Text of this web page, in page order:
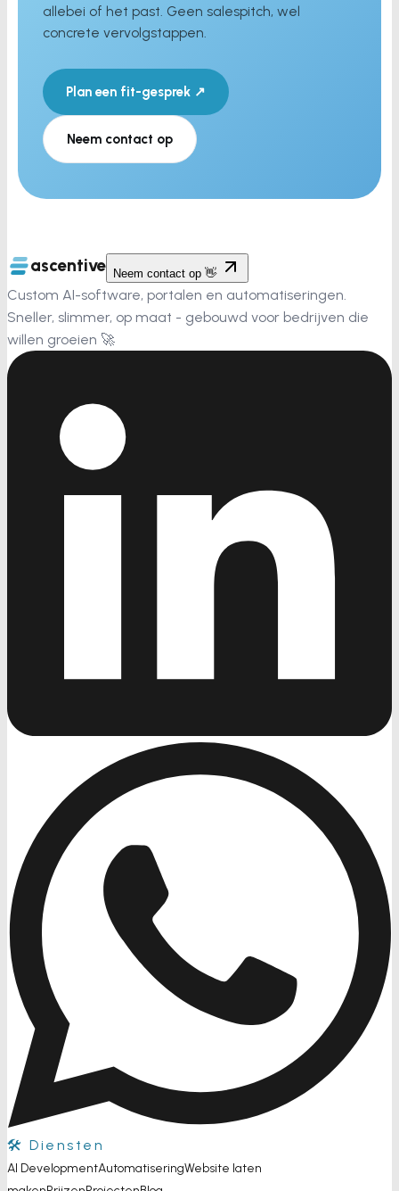
allebei of het past. Geen salespitch, wel
concrete vervolgstappen.
Plan een fit-gesprek ↗
Neem contact op
ascentive Neem contact op 👋
Custom AI-software, portalen en automatiseringen.
Sneller, slimmer, op maat - gebouwd voor bedrijven die
willen groeien 🚀
🛠️ Diensten
AI DevelopmentAutomatiseringWebsite laten